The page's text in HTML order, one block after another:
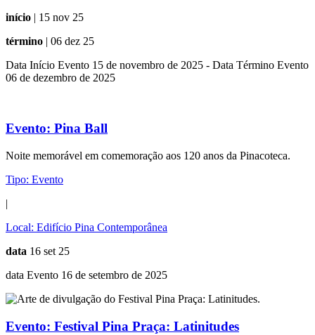
início | 15 nov 25
término | 06 dez 25
Data Início Evento 15 de novembro de 2025 - Data Término Evento
06 de dezembro de 2025
Evento: Pina Ball
Noite memorável em comemoração aos 120 anos da Pinacoteca.
Tipo: Evento
|
Local: Edifício Pina Contemporânea
data 16 set 25
data Evento 16 de setembro de 2025
Evento: Festival Pina Praça: Latinitudes